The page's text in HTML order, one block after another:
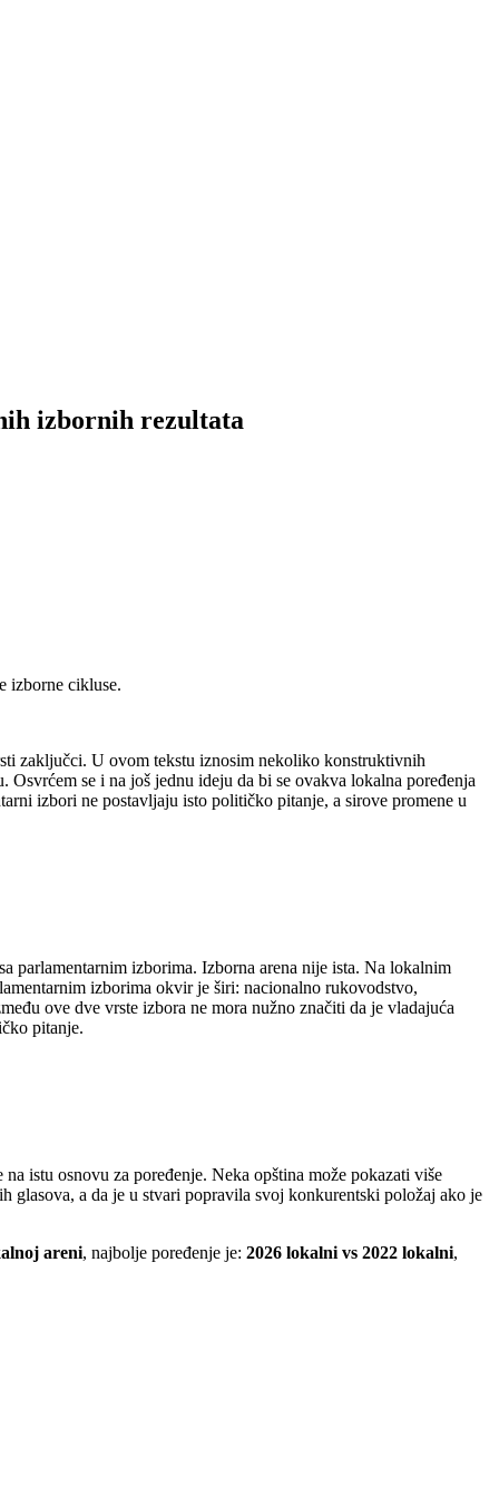
izbornih rezultata
izborne cikluse.
zaključci. U ovom tekstu iznosim nekoliko konstruktivnih
se i na još jednu ideju da bi se ovakva lokalna poređenja
izbori ne postavljaju isto političko pitanje, a sirove promene u
parlamentarnim izborima. Izborna arena nije ista. Na lokalnim
izborima okvir je širi: nacionalno rukovodstvo,
ove dve vrste izbora ne mora nužno značiti da je vladajuća
pitanje.
istu osnovu za poređenje. Neka opština može pokazati više
glasova, a da je u stvari popravila svoj konkurentski položaj ako je
areni, najbolje poređenje je: 2026 lokalni vs 2022 lokalni,